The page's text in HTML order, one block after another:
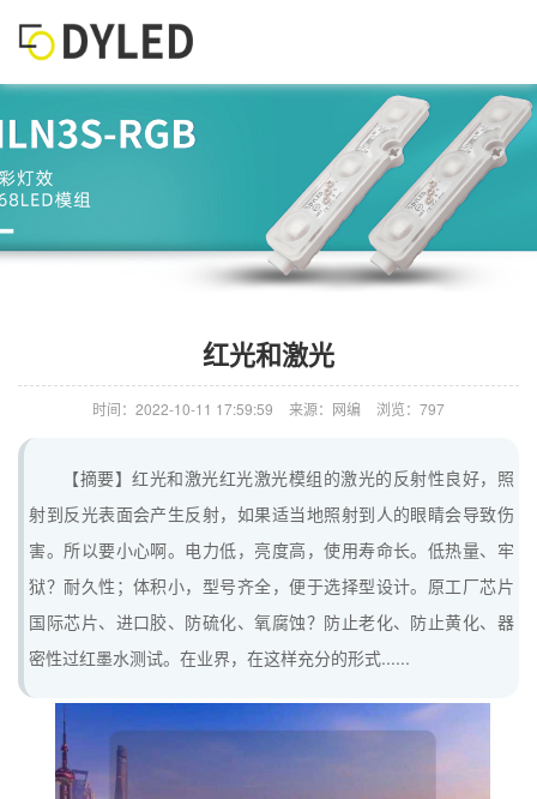
红光和激光
时间：2022-10-11 17:59:59 来源：网编 浏览：797
【摘要】红光和激光红光激光模组的激光的反射性良好，照
射到反光表面会产生反射，如果适当地照射到人的眼睛会导致伤
害。所以要小心啊。电力低，亮度高，使用寿命长。低热量、牢
狱？耐久性；体积小，型号齐全，便于选择型设计。原工厂芯片
国际芯片、进口胶、防硫化、氧腐蚀？防止老化、防止黄化、器
密性过红墨水测试。在业界，在这样充分的形式......